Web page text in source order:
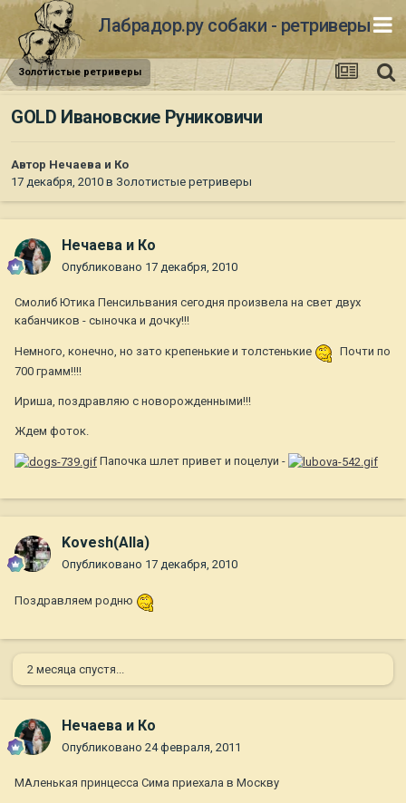
Лабрадор.ру собаки - ретриверы
Золотистые ретриверы
GOLD Ивановские Руниковичи
Автор Нечаева и Ко
17 декабря, 2010 в Золотистые ретриверы
Нечаева и Ко
Опубликовано 17 декабря, 2010
Смолиб Ютика Пенсильвания сегодня произвела на свет двух
кабанчиков - сыночка и дочку!!!
Немного, конечно, но зато крепенькие и толстенькие
Почти по
700 грамм!!!!
Ириша, поздравляю с новорожденными!!!
Ждем фоток.
Папочка шлет привет и поцелуи -
Kovesh(Alla)
Опубликовано 17 декабря, 2010
Поздравляем родню
2 месяца спустя...
Нечаева и Ко
Опубликовано 24 февраля, 2011
МАленькая принцесса Сима приехала в Москву